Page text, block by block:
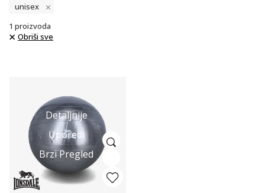
unisex
1 proizvoda
Obriši sve
Detaljnije
Uporedi
Brzi Pregled